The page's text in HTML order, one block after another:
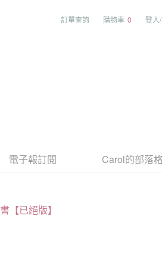
訂單查詢 購物車 0 登入
電子報訂閱 Carol的部落
【已絕版】